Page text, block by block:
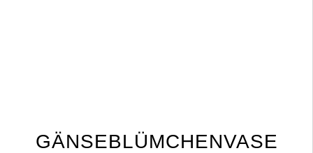
GÄNSEBLÜMCHENVASE